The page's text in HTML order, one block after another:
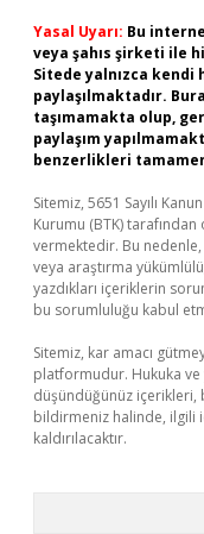
Yasal Uyarı: Bu
veya şahıs şirketi ile
Sitede yalnızca kendi
paylaşılmaktadır.
taşımamakta olup,
paylaşım
benzerlikleri
Sitemiz, 5651 Sayılı
Kurumu (BTK) tarafından
vermektedir. Bu
veya araştırma
yazdıkları içeriklerin
bu sorumluluğu kabul
Sitemiz, kar amacı
platformudur. Hukuka ve
düşündüğünüz içerikleri,
bildirmeniz halinde, ilgili
kaldırılacaktır.